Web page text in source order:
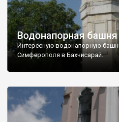
Водонапорная
Интересную водонапорную
Симферополя в Бахчисарай.